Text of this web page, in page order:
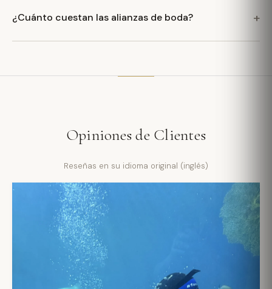
¿Cuánto cuestan las alianzas de boda?
Opiniones de Clientes
Reseñas en su idioma original (inglés)